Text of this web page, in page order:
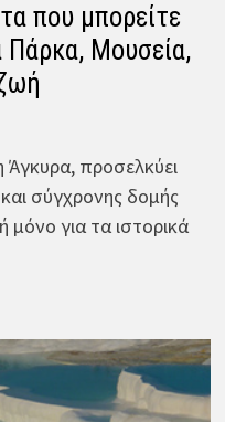
που μπορείτε
Πάρκα, Μουσεία,
προσελκύει
σύγχρονης δομής
μόνο για τα ιστορικά